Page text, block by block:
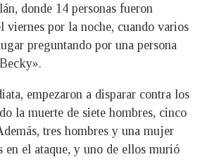
donde 14 personas fueron
viernes por la noche, cuando varios
preguntando por una persona
empezaron a disparar contra los
la muerte de siete hombres, cinco
tres hombres y una mujer
en el ataque, y uno de ellos murió